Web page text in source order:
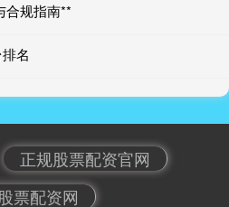
合规指南**
名
正规股票配资官网
票配资网